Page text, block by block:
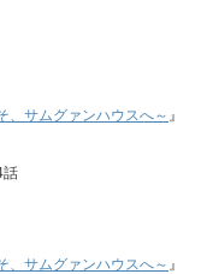
、サムグァンハウスへ～ 』
話
、サムグァンハウスへ～ 』